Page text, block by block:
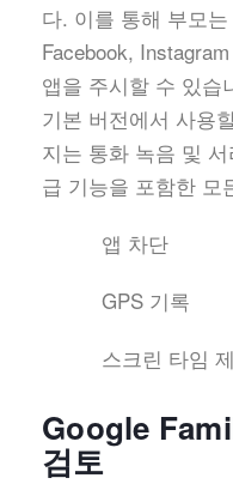
다. 이를 통해 부모
Facebook,
앱을 주시할 수 있습
기본 버전에서 사용
지는 통화 녹음 및
급 기능을 포함한 모
앱 차단
GPS 기록
스크린 타임
Google
검토